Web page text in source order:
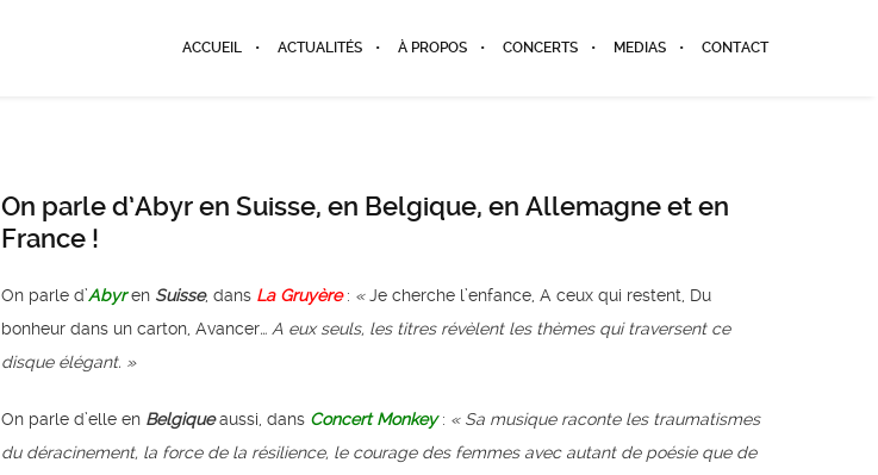
ACCUEIL ACTUALITÉS À PROPOS CONCERTS MEDIAS CONTACT
On parle d’Abyr en Suisse, en Belgique, en Allemagne et en
France !
On parle d’Abyren Suisse, dans La Gruyère: «Je cherche l’enfance, A ceux qui restent, Du
bonheur dans un carton, Avancer… A eux seuls, les titres révèlent les thèmes qui traversent ce
disque élégant. »
On parle d’elle en Belgiqueaussi, dans Concert Monkey: « Sa musique raconte les traumatismes
du déracinement, la force de la résilience, le courage des femmes avec autant de poésie que de